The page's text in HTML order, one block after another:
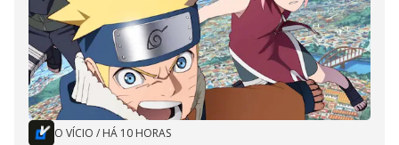
O VÍCIO / HÁ 10 HORAS